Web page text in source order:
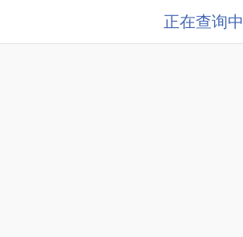
正在查询中